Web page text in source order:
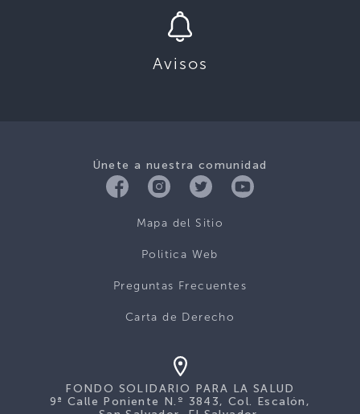
Avisos
Únete a nuestra comunidad
Mapa del Sitio
Politica Web
Preguntas Frecuentes
Carta de Derecho
FONDO SOLIDARIO PARA LA SALUD
9ª Calle Poniente N.º 3843, Col. Escalón,